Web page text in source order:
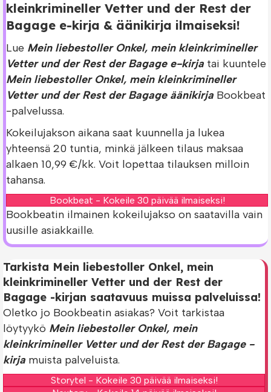
kleinkrimineller Vetter und der Rest der
Bagage e-kirja & äänikirja ilmaiseksi!
Lue Mein liebestoller Onkel, mein kleinkrimineller
Vetter und der Rest der Bagage e-kirja tai kuuntele
Mein liebestoller Onkel, mein kleinkrimineller
Vetter und der Rest der Bagage äänikirja Bookbeat
-palvelussa.
Kokeilujakson aikana saat kuunnella ja lukea
yhteensä 20 tuntia, minkä jälkeen tilaus maksaa
alkaen 10,99 €/kk. Voit lopettaa tilauksen milloin
tahansa.
Bookbeat - Kokeile 30 päivää ilmaiseksi!
Bookbeatin ilmainen kokeilujakso on saatavilla vain
uusille asiakkaille.
Tarkista Mein liebestoller Onkel, mein
kleinkrimineller Vetter und der Rest der
Bagage -kirjan saatavuus muissa palveluissa!
Oletko jo Bookbeatin asiakas? Voit tarkistaa
löytyykö Mein liebestoller Onkel, mein
kleinkrimineller Vetter und der Rest der Bagage -
kirja muista palveluista.
Storytel - Kokeile 30 päivää ilmaiseksi!